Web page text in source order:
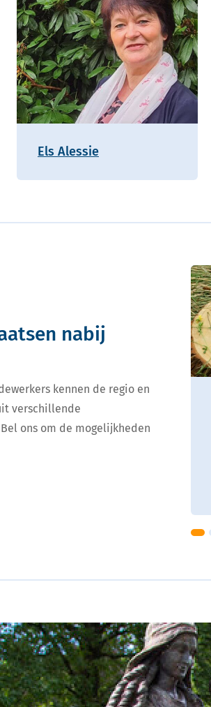
Els Alessie
nabij
kennen de regio en
verschillende
ons om de mogelijkheden